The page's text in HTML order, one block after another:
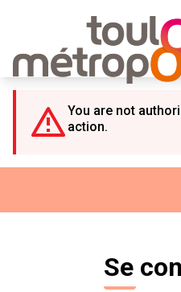
You are not
action.
Se